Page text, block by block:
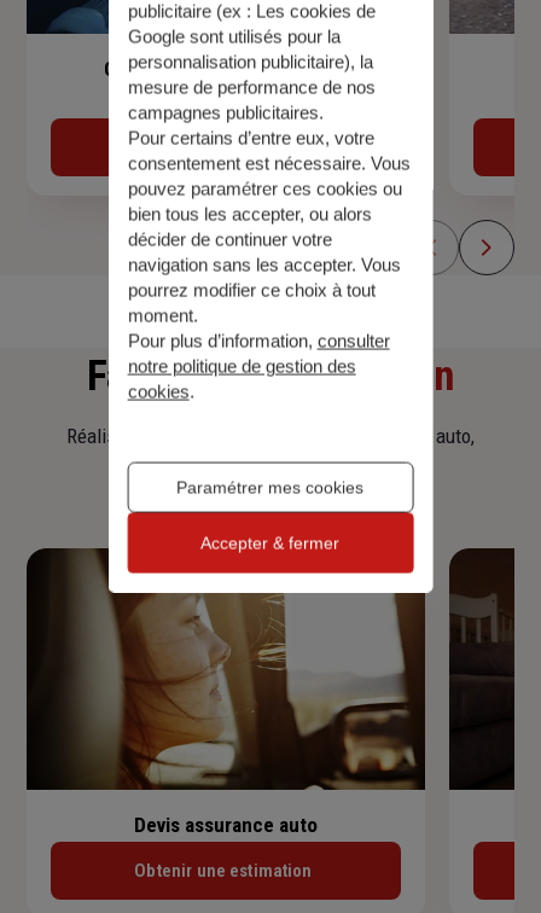
Garantie Accidents de la Vie
Découvrir
Faitesune simulation
Réalisez une simulation tarifaire d'assurance, auto,
habitation, prêt immobilier.
Devis assurance auto
Obtenir une estimation
publicitaire (ex : Les cookies de
Google sont utilisés pour la
personnalisation publicitaire), la
mesure de performance de nos
campagnes publicitaires.
Pour certains d’entre eux, votre
consentement est nécessaire. Vous
pouvez paramétrer ces cookies ou
bien tous les accepter, ou alors
décider de continuer votre
navigation sans les accepter. Vous
pourrez modifier ce choix à tout
moment.
Pour plus d’information, consulter
notre politique de gestion des
cookies.
Paramétrer mes cookies
Accepter & fermer